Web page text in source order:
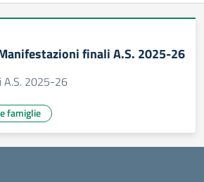
finali A.S. 2025-26
A.S. 2025-26
famiglie